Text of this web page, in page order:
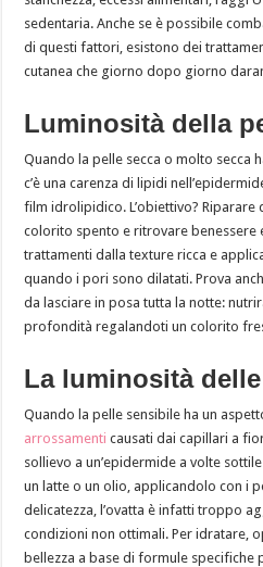
sedentaria. Anche se è possibile
di questi fattori, esistono dei
cutanea che giorno dopo giorno
Luminosità della
Quando la pelle secca o molto secca
c’è una carenza di lipidi
film idrolipidico. L’obiettivo? Riparare
colorito spento e ritrovare benessere
trattamenti dalla texture ricca e
quando i pori sono dilatati. Prova
da lasciare in posa tutta la notte:
profondità regalandoti un colorito
La luminosità
Quando la pelle sensibile ha un
arrossamenti causati dai capillari a
sollievo a un’epidermide a volte
un latte o un olio, applicandolo con i
delicatezza, l’ovatta è infatti troppo
condizioni non ottimali. Per idratare,
bellezza a base di formule specifiche